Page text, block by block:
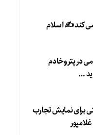
می‌کند ✍️ اسلام
در پتروخادم
…
برای نمایش تجارب